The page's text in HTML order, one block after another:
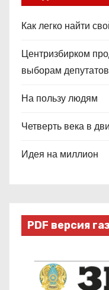
Как легко найти
Центризбирком
выборам
На пользу людям
Четверть века в
Идея на миллион
PDF версия